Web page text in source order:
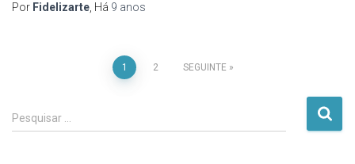
Por Fidelizarte, Há 9 anos
Paginação
dos
1 2 SEGUINTE
P
e
Pesquisar …